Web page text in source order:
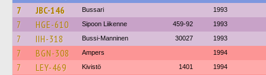
7
JBC-146 Bussari 1993
7 HGE-610 Sipoon Liikenne 459-92 1993
7 IIH-318 Bussi-Manninen 30027 1993
7 BGN-308 Ampers 1994
7 LEY-469 Kivistö 1401 1994